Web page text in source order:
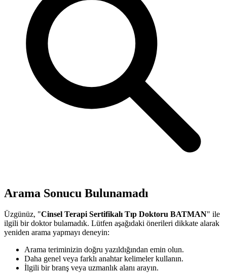
Arama Sonucu Bulunamadı
Üzgünüz, "Cinsel Terapi Sertifikalı Tıp Doktoru BATMAN" ile
ilgili bir doktor bulamadık. Lütfen aşağıdaki önerileri dikkate alarak
yeniden arama yapmayı deneyin:
Arama teriminizin doğru yazıldığından emin olun.
Daha genel veya farklı anahtar kelimeler kullanın.
İlgili bir branş veya uzmanlık alanı arayın.